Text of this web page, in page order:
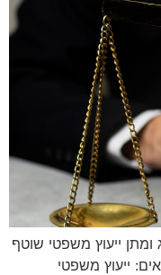
ומתן ייעוץ משפטי שוטף
ייעוץ משפטי